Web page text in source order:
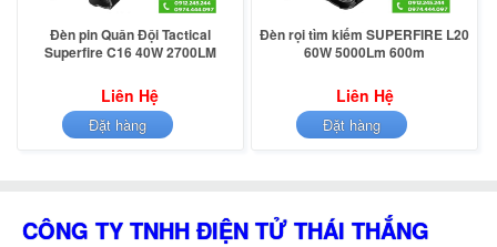
Đèn rọi tìm kiếm SUPERFIRE L20
60W 5000Lm 600m
Liên Hệ
Đặt hàng
Đèn pin Quân Đội Tactical
Superfire C16 40W 2700LM
Liên Hệ
Đặt hàng
CÔNG TY TNHH ĐIỆN TỬ THÁI THẮNG